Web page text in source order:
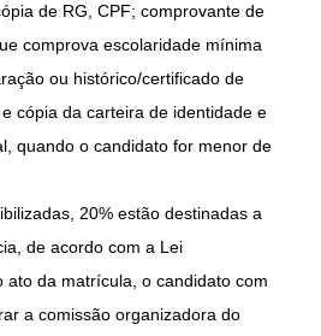
de RG, CPF; comprovante de
comprova escolaridade mínima
ou histórico/certificado de
cópia da carteira de identidade e
quando o candidato for menor de
20% estão destinadas a
de acordo com a Lei
ato da matrícula, o candidato com
a comissão organizadora do